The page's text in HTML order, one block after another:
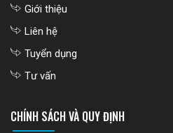
Giới thiệu
Liên hệ
Tuyển dụng
Tư vấn
CHÍNH SÁCH VÀ QUY ĐỊNH